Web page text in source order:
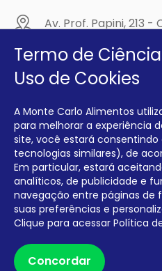
Av. Prof. Papini, 213
MCA
Siga a Monte Carlo
INTERFRIOS COMÉRCIO DE
00.140.150/0001-09
Termo de
Uso de Cookies
A Monte Carlo Alimentos
para melhorar a experiência
site, você estará consentindo
tecnologias similares), de
Em particular, estará
analíticos, de publicidade e
navegação entre páginas
suas preferências e
Clique para acessar Política
Concordar